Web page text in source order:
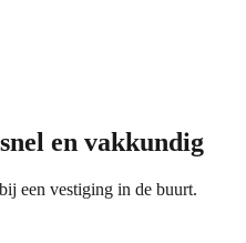
en vakkundig
een vestiging in de buurt.